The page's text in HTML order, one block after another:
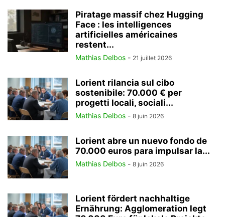
Piratage massif chez Hugging
Face : les intelligences
artificielles américaines
restent...
Mathias Delbos - 21 juillet 2026
Lorient rilancia sul cibo
sostenibile: 70.000 € per
progetti locali, sociali...
Mathias Delbos - 8 juin 2026
Lorient abre un nuevo fondo de
70.000 euros para impulsar la...
Mathias Delbos - 8 juin 2026
Lorient fördert nachhaltige
Ernährung: Agglomeration legt